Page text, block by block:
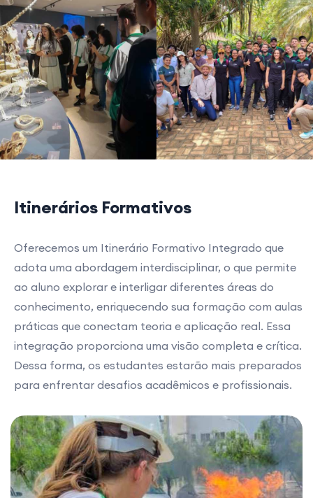
Itinerários Formativos
Oferecemos um Itinerário Formativo Integrado que
adota uma abordagem interdisciplinar, o que permite
ao aluno explorar e interligar diferentes áreas do
conhecimento, enriquecendo sua formação com aulas
práticas que conectam teoria e aplicação real. Essa
integração proporciona uma visão completa e crítica.
Dessa forma, os estudantes estarão mais preparados
para enfrentar desafios acadêmicos e profissionais.